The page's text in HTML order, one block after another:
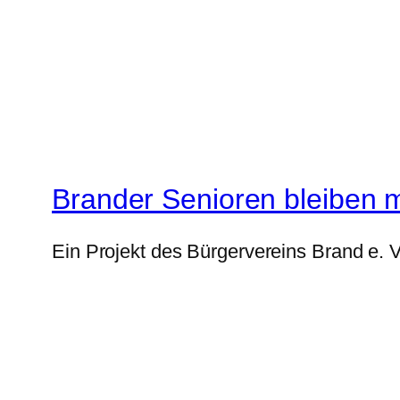
Brander Senioren bleiben
Ein Projekt des Bürgervereins Brand e.